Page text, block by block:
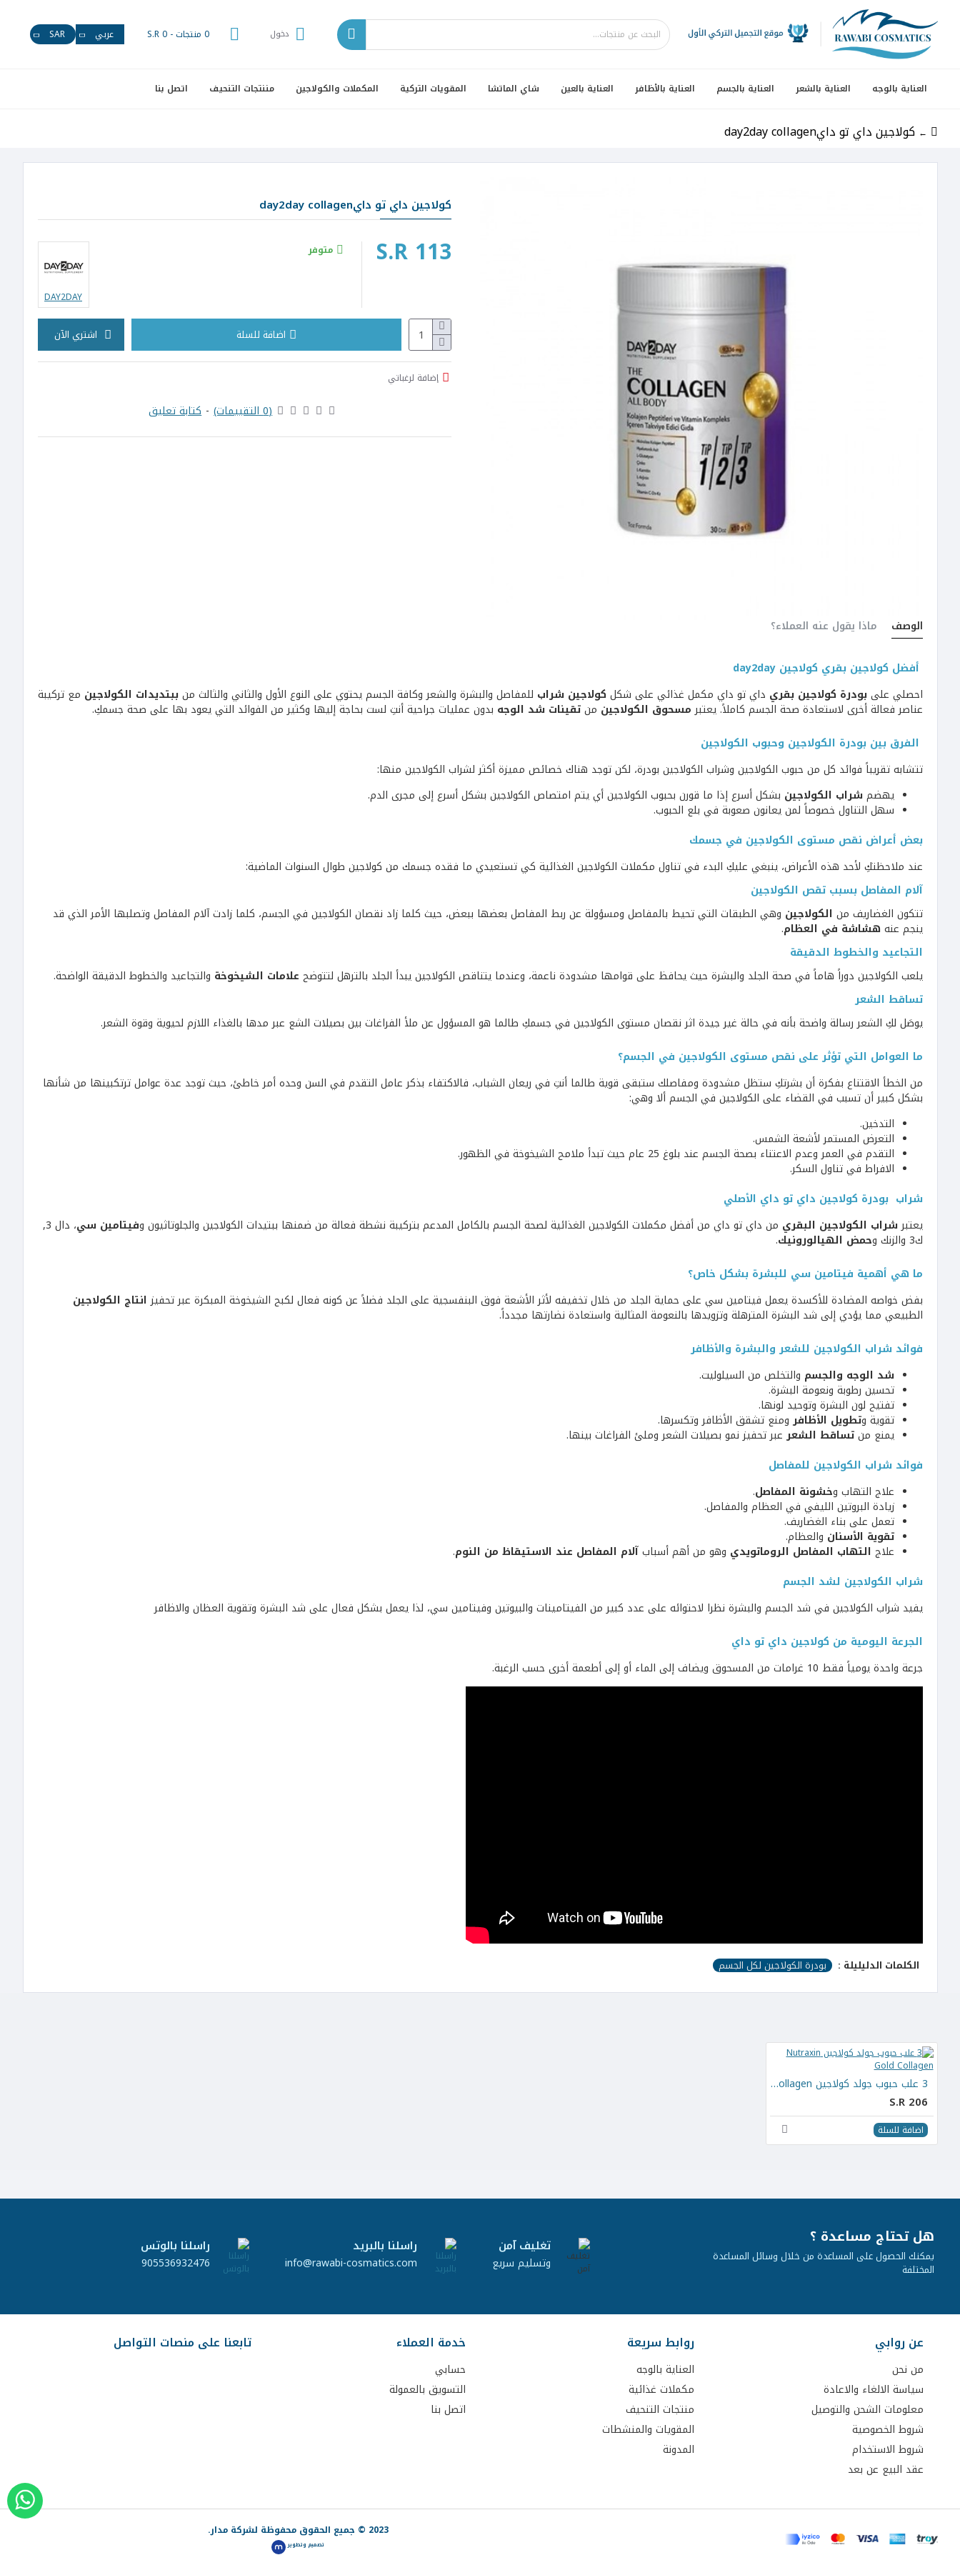
دخول 0 منتجات - S.R 0 عربي SAR
العناية بالوجه العناية بالشعر العناية بالجسم العناية بالأظافر العناية بالعين شاي الماتشا المقويات التركية المكملات والكولاجين مننتجات التنحيف اتصل بنا
كولاجين داي تو دايday2day collagen
كولاجين داي تو دايday2day collagen
(0 التقييمات) - كتابة تعليق
S.R 113 متوفر
DAY2DAY
اضافة للسلة اشتري الآن
إضافة لرغباتي
الوصف ماذا يقول عنه العملاء؟
أفضل كولاجين بقري كولاجين day2day
احصلي على بودرة كولاجين بقري داي تو داي مكمل غذائي على شكل كولاجين شراب للمفاصل والبشرة والشعر وكافة الجسم يحتوي على النوع الأول والثاني والثالث من ببتديدات الكولاجين مع تركيبة
عناصر فعالة أخرى لاستعادة صحة الجسم كاملاً. يعتبرمسحوق الكولاجين منتقينات شد الوجه بدون عمليات جراحية أنتِ لست بحاجة إليها وكثير من الفوائد التي يعود بها على صحة جسمكِ.
الفرق بين بودرة الكولاجين وحبوب الكولاجين
تتشابه تقريباً فوائد كل من حبوب الكولاجين وشراب الكولاجين بودرة، لكن توجد هناك خصائص مميزة أكثر لشراب الكولاجين منها:
يهضم شراب الكولاجين بشكل أسرع إذا ما قورن بحبوب الكولاجين أي يتم امتصاص الكولاجين بشكل أسرع إلى مجرى الدم.
سهل التناول خصوصاً لمن يعانون صعوبة في بلع الحبوب.
بعض أعراض نقص مستوى الكولاجين في جسمك
عند ملاحظتكِ لأحد هذه الأعراض، ينبغي عليكِ البدء في تناول مكملات الكولاجين الغذائية كي تستعيدي ما فقده جسمك من كولاجين طوال السنوات الماضية:
آلام المفاصل بسبب تقص الكولاجين
تتكون الغضاريف من الكولاجين وهي الطبقات التي تحيط بالمفاصل ومسؤولة عن ربط المفاصل بعضها ببعض، حيث كلما زاد نقصان الكولاجين في الجسم، كلما زادت آلام المفاصل وتصلبها الأمر الذي قد
ينجم عنه هشاشة في العظام.
التجاعيد والخطوط الدقيقة
يلعب الكولاجين دوراً هاماً في صحة الجلد والبشرة حيث يحافظ على قوامها مشدودة ناعمة، وعندما يتناقص الكولاجين يبدأ الجلد بالترهل لتتوضح علامات الشيخوخة والتجاعيد والخطوط الدقيقة الواضحة.
تساقط الشعر
يوصَل لكِ الشعر رسالة واضحة بأنه في حالة غير جيدة اثر نقصان مستوى الكولاجين في جسمكِ طالما هو المسؤول عن ملأ الفراغات بين بصيلات الشع عبر مدها بالغذاء اللازم لحيوية وقوة الشعر.
ما العوامل التي تؤثر على نقص مستوى الكولاجين في الجسم؟
من الخطأ الاقتناع بفكرة أن بشرتكِ ستظل مشدودة ومفاصلك ستبقى قوية طالما أنتِ في ريعان الشباب، فالاكتفاء بذكر عامل التقدم في السن وحده أمر خاطئ، حيث توجد عدة عوامل ترتكبينها من شأنها
بشكل كبير أن تسبب في القضاء على الكولاجين في الجسم ألا وهي:
التدخين.
التعرض المستمر لأشعة الشمس.
التقدم في العمر وعدم الاعتناء بصحة الجسم عند بلوغ 25 عام حيث تبدأ ملامح الشيخوخة في الظهور.
الافراط في تناول السكر.
شراب بودرة كولاجين داي تو داي الأصلي
يعتبرشراب الكولاجين البقري من داي تو داي من أفضل مكملات الكولاجين الغذائية لصحة الجسم بالكامل المدعم بتركيبة نشطة فعالة من ضمنها ببتيدات الكولاجين والجلوتاثيون وفيتامين سي ، دال 3,
ك3 والزنك و حمض الهيالورونيك.
ما هي أهمية فيتامين سي للبشرة بشكل خاص؟
بفض خواصه المضادة للأكسدة يعمل فيتامين سي على حماية الجلد من خلال تخفيفه لأثر الأشعة فوق البنفسجية على الجلد فضلاً عن كونه فعال لكبح الشيخوخة المبكرة عبر تحفيز انتاج الكولاجين
الطبيعي مما يؤدي إلى شد البشرة المترهلة وتزويدها بالنعومة المثالية واستعادة نضارتها مجدداً.
فوائد شراب الكولاجين للشعر والبشرة والأظافر
شد الوجه والجسم والتخلص من السيلوليت.
تحسين رطوبة ونعومة البشرة.
تفتيح لون البشرة وتوحيد لونها.
تقوية وتطويل الأظافرومنع تشقق الأظافر وتكسرها.
يمنع منتساقط الشعرعبر تحفيز نمو بصيلات الشعر وملئ الفراغات بينها.
فوائد شراب الكولاجين للمفاصل
علاج التهاب وخشونة المفاصل.
زيادة البروتين الليفي في العظام والمفاصل.
تعمل على بناء الغضاريف.
تقوية الأسنان والعظام.
علاج التهاب المفاصل الروماتويدي وهو من أهم أسبابآلام المفاصل عند الاستيقاظ من النوم.
شراب الكولاجين لشد الجسم
يفيد شراب الكولاجين في شد الجسم والبشرة نظرا لاحتوائه على عدد كبير من الفيتامينات والبيوتين وفيتامين سي، لذا يعمل بشكل فعال على شد البشرة وتقوية العظان والاظافر
الجرعة اليومية من كولاجين داي تو داي
جرعة واحدة يومياً فقط 10 غرامات من المسحوق ويضاف إلى الماء أو إلى أطعمة أخرى حسب الرغبة.
الكلمات الدليليلة : بودرة الكولاجين لكل الجسم
3 علب حبوب جولد كولاجين Nutraxin Gold Collagen
S.R 206
اضافة للسلة
هل تحتاج مساعدة ؟
يمكنك الحصول على المساعدة من خلال وسائل المساعدة
المختلفة
تغليف آمن
وتسليم سريع
راسلنا بالبريد
info@rawabi-cosmatics.com
راسلنا بالوتس
905536932476
عن روابي
من نحن
سياسة الالغاء والاعادة
معلومات الشحن والتوصيل
شروط الخصوصية
شروط الاستخدام
عقد البيع عن بعد
روابط سريعة
العناية بالوجه
مكملات غذائية
منتجات التنحيف
المقويات والمنشطات
المدونة
خدمة العملاء
حسابي
التسويق بالعمولة
اتصل بنا
تابعنا على منصات التواصل
2023 © جميع الحقوق محفوظة لشركة مدار.
تصميم وتطوير